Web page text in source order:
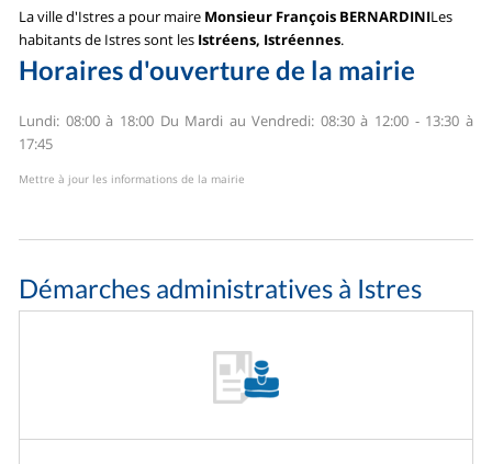
La ville d'Istres a pour maire Monsieur François BERNARDINILes
habitants de Istres sont les Istréens, Istréennes.
Horaires d'ouverture de la mairie
Lundi: 08:00 à 18:00Du Mardi au Vendredi: 08:30 à 12:00 - 13:30 à
17:45
Mettre à jour les informations de la mairie
Démarches administratives à Istres